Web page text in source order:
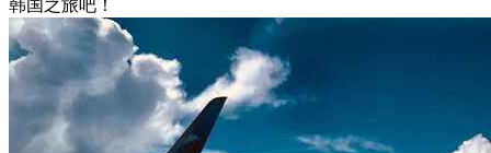
韩国之旅吧！